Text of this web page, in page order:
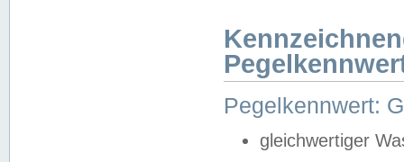
Pegelkennwert:
gleichwertiger